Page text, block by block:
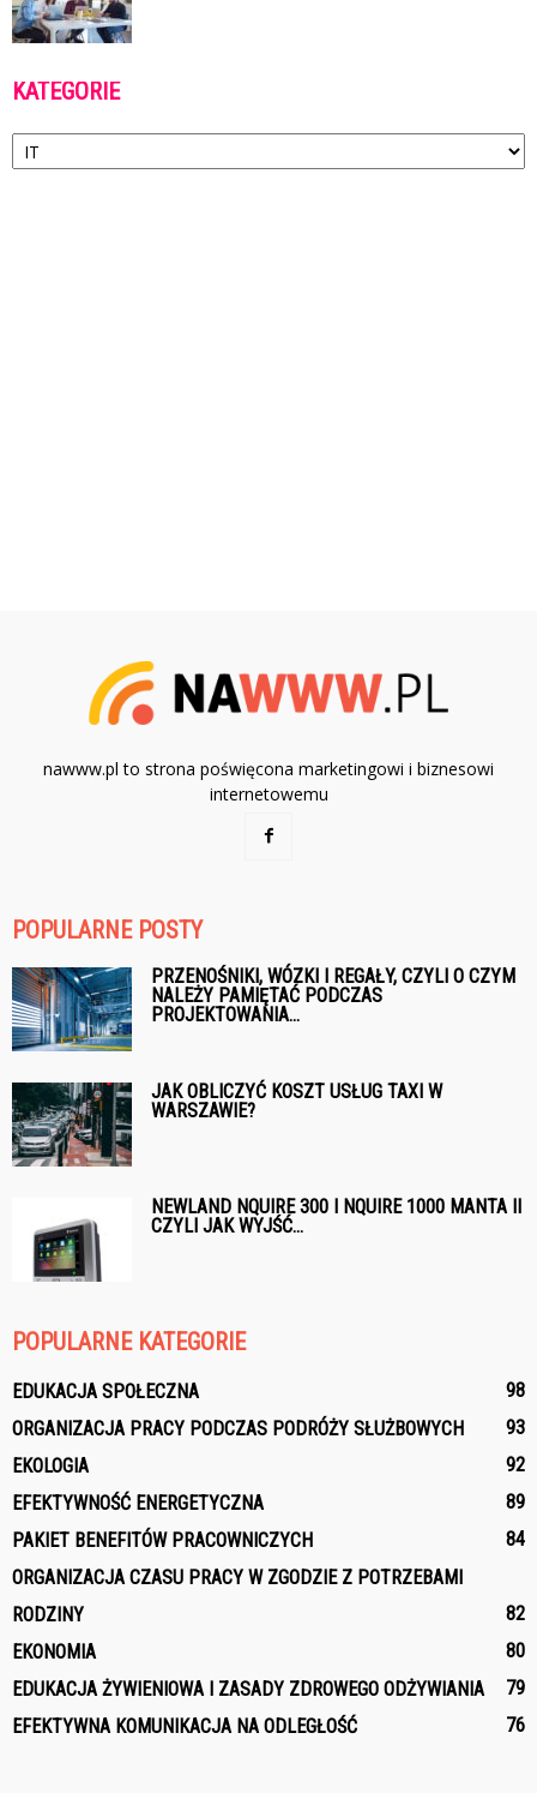
KATEGORIE
Kategorie
nawww.pl to strona poświęcona marketingowi i biznesowi
internetowemu
POPULARNE POSTY
PRZENOŚNIKI, WÓZKI I REGAŁY, CZYLI O CZYM
NALEŻY PAMIĘTAĆ PODCZAS
PROJEKTOWANIA...
JAK OBLICZYĆ KOSZT USŁUG TAXI W
WARSZAWIE?
NEWLAND NQUIRE 300 I NQUIRE 1000 MANTA II
CZYLI JAK WYJŚĆ...
POPULARNE KATEGORIE
EDUKACJA SPOŁECZNA
98
ORGANIZACJA PRACY PODCZAS PODRÓŻY SŁUŻBOWYCH
93
EKOLOGIA
92
EFEKTYWNOŚĆ ENERGETYCZNA
89
PAKIET BENEFITÓW PRACOWNICZYCH
84
ORGANIZACJA CZASU PRACY W ZGODZIE Z POTRZEBAMI
RODZINY
82
EKONOMIA
80
EDUKACJA ŻYWIENIOWA I ZASADY ZDROWEGO ODŻYWIANIA
79
EFEKTYWNA KOMUNIKACJA NA ODLEGŁOŚĆ
76